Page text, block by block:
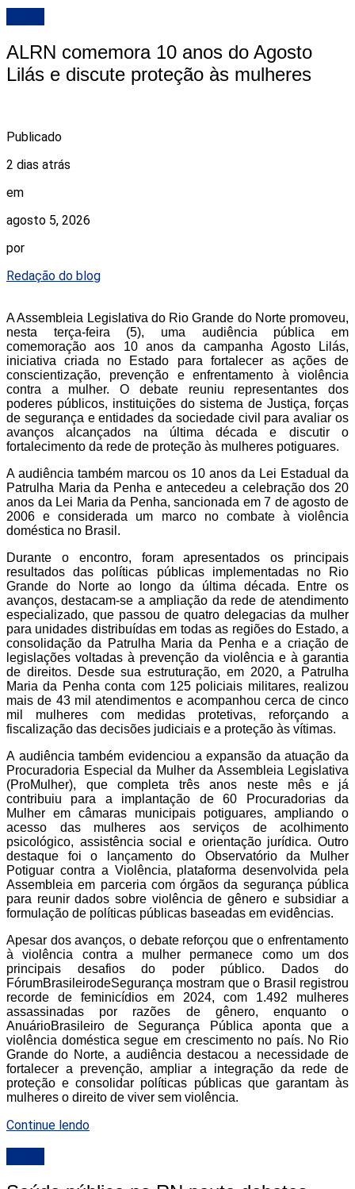
ALRN comemora 10 anos do Agosto
Lilás e discute proteção às mulheres
Publicado
2 dias atrás
em
agosto 5, 2026
por
Redação do blog
A Assembleia Legislativa do Rio Grande do Norte promoveu,
nesta terça-feira (5), uma audiência pública em
comemoração aos 10 anos da campanha Agosto Lilás,
iniciativa criada no Estado para fortalecer as ações de
conscientização, prevenção e enfrentamento à violência
contra a mulher. O debate reuniu representantes dos
poderes públicos, instituições do sistema de Justiça, forças
de segurança e entidades da sociedade civil para avaliar os
avanços alcançados na última década e discutir o
fortalecimento da rede de proteção às mulheres potiguares.
A audiência também marcou os 10 anos da Lei Estadual da
Patrulha Maria da Penha e antecedeu a celebração dos 20
anos da Lei Maria da Penha, sancionada em 7 de agosto de
2006 e considerada um marco no combate à violência
doméstica no Brasil.
Durante o encontro, foram apresentados os principais
resultados das políticas públicas implementadas no Rio
Grande do Norte ao longo da última década. Entre os
avanços, destacam-se a ampliação da rede de atendimento
especializado, que passou de quatro delegacias da mulher
para unidades distribuídas em todas as regiões do Estado, a
consolidação da Patrulha Maria da Penha e a criação de
legislações voltadas à prevenção da violência e à garantia
de direitos. Desde sua estruturação, em 2020, a Patrulha
Maria da Penha conta com 125 policiais militares, realizou
mais de 43 mil atendimentos e acompanhou cerca de cinco
mil mulheres com medidas protetivas, reforçando a
fiscalização das decisões judiciais e a proteção às vítimas.
A audiência também evidenciou a expansão da atuação da
Procuradoria Especial da Mulher da Assembleia Legislativa
(ProMulher), que completa três anos neste mês e já
contribuiu para a implantação de 60 Procuradorias da
Mulher em câmaras municipais potiguares, ampliando o
acesso das mulheres aos serviços de acolhimento
psicológico, assistência social e orientação jurídica. Outro
destaque foi o lançamento do Observatório da Mulher
Potiguar contra a Violência, plataforma desenvolvida pela
Assembleia em parceria com órgãos da segurança pública
para reunir dados sobre violência de gênero e subsidiar a
formulação de políticas públicas baseadas em evidências.
Apesar dos avanços, o debate reforçou que o enfrentamento
à violência contra a mulher permanece como um dos
principais desafios do poder público. Dados do
FórumBrasileirodeSegurança mostram que o Brasil registrou
recorde de feminicídios em 2024, com 1.492 mulheres
assassinadas por razões de gênero, enquanto o
AnuárioBrasileiro de Segurança Pública aponta que a
violência doméstica segue em crescimento no país. No Rio
Grande do Norte, a audiência destacou a necessidade de
fortalecer a prevenção, ampliar a integração da rede de
proteção e consolidar políticas públicas que garantam às
mulheres o direito de viver sem violência.
Continue lendo